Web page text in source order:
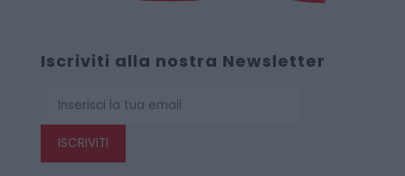
Iscriviti alla nostra Newsletter
ISCRIVITI